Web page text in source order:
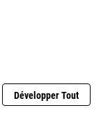
Développer Tout